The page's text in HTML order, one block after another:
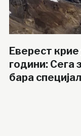
Еверест
години: Сега
бара